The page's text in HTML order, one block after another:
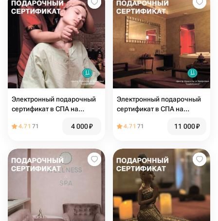
Электронный подарочный
сертификат в СПА на
массаж
4.71 71 4 000₽
Электронный подарочный
сертификат в СПА на
«Шампанское и Розы»
4.71 71 11 000₽